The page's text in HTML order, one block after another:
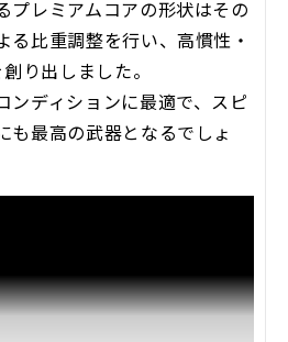
プレミアムコアの形状はその
る比重調整を行い、高慣性・
り出しました。
ンディションに最適で、スピ
も最高の武器となるでしょ